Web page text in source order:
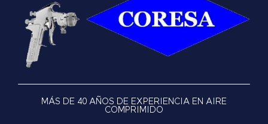
MÁS DE 40 AÑOS DE EXPERIENCIA EN AIRE
COMPRIMIDO